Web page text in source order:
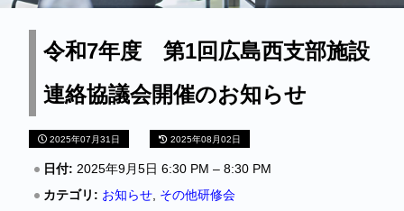
令和7年度 第1回広島西支部施設
連絡協議会開催のお知らせ
2025年07月31日 2025年08月02日
日付: 2025年9月5日 6:30 PM – 8:30 PM
カテゴリ: お知らせ その他研修会